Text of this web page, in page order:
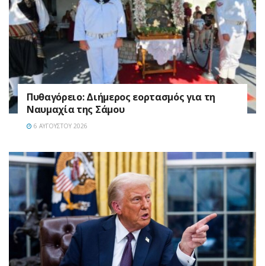
Πυθαγόρειο: Διήμερος εορτασμός για τη
Ναυμαχία της Σάμου
6 ΑΥΓΟΎΣΤΟΥ 2026